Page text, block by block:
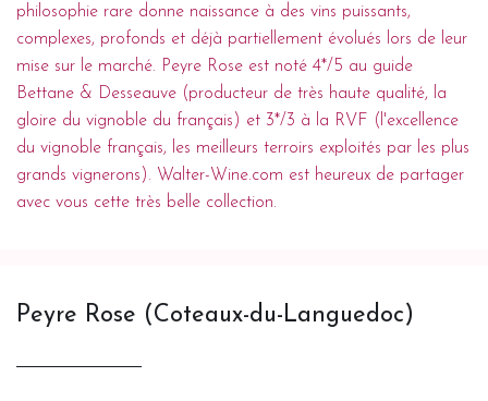
philosophie rare donne naissance à des vins puissants,
complexes, profonds et déjà partiellement évolués lors de leur
mise sur le marché. Peyre Rose est noté 4*/5 au guide
Bettane & Desseauve (producteur de très haute qualité, la
gloire du vignoble du français) et 3*/3 à la RVF (l'excellence
du vignoble français, les meilleurs terroirs exploités par les plus
grands vignerons). Walter-Wine.com est heureux de partager
avec vous cette très belle collection.
Peyre Rose (Coteaux-du-Languedoc)